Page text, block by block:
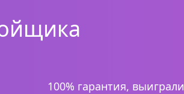
100% гарантия, выиграли